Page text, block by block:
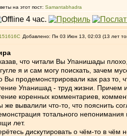
на этот пост: Samantabhadra
151616 Добавлено: Пн 03 Июн 13, 02:03 (13 лет
что читали Вы Упанишады
я и сам могу поискать, зачем
Вы продемонстрировали как раз то,
Упанишад - труд жизни. Причем
коренных комментариев,
же вывалили что-то, что пояснить
тотального непонимания
лет.
дискутировать о чём-то в чём